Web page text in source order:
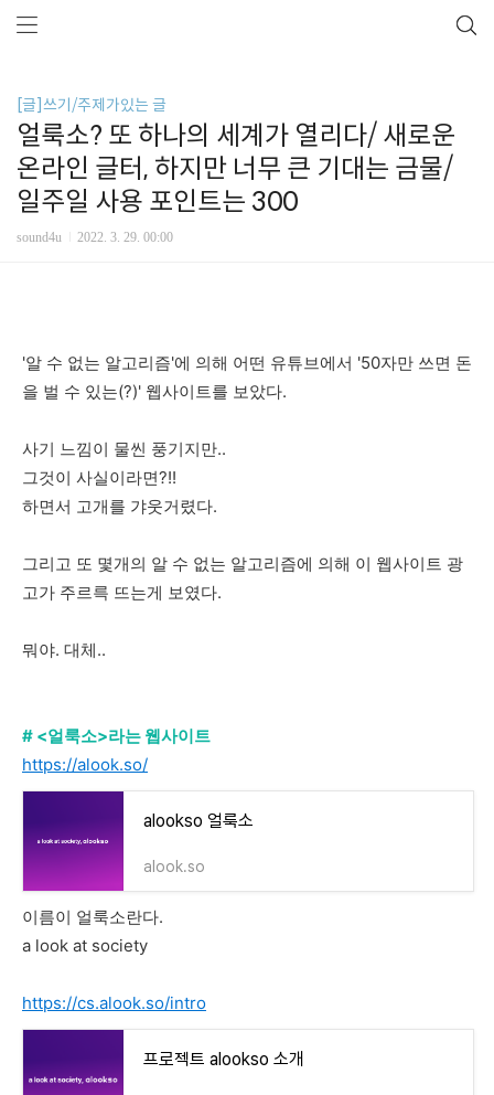
[글]쓰기/주제가있는 글
얼룩소? 또 하나의 세계가 열리다/ 새로운
온라인 글터, 하지만 너무 큰 기대는 금물/
일주일 사용 포인트는 300
sound4u 2022. 3. 29. 00:00
'알 수 없는 알고리즘'에 의해 어떤 유튜브에서 '50자만 쓰면 돈
을 벌 수 있는(?)' 웹사이트를 보았다.
사기 느낌이 물씬 풍기지만..
그것이 사실이라면?!!
하면서 고개를 갸웃거렸다.
그리고 또 몇개의 알 수 없는 알고리즘에 의해 이 웹사이트 광
고가 주르륵 뜨는게 보였다.
뭐야. 대체..
# <얼룩소>라는 웹사이트
https://alook.so/
alookso 얼룩소
alook.so
이름이 얼룩소란다.
a look at society
https://cs.alook.so/intro
프로젝트 alookso 소개